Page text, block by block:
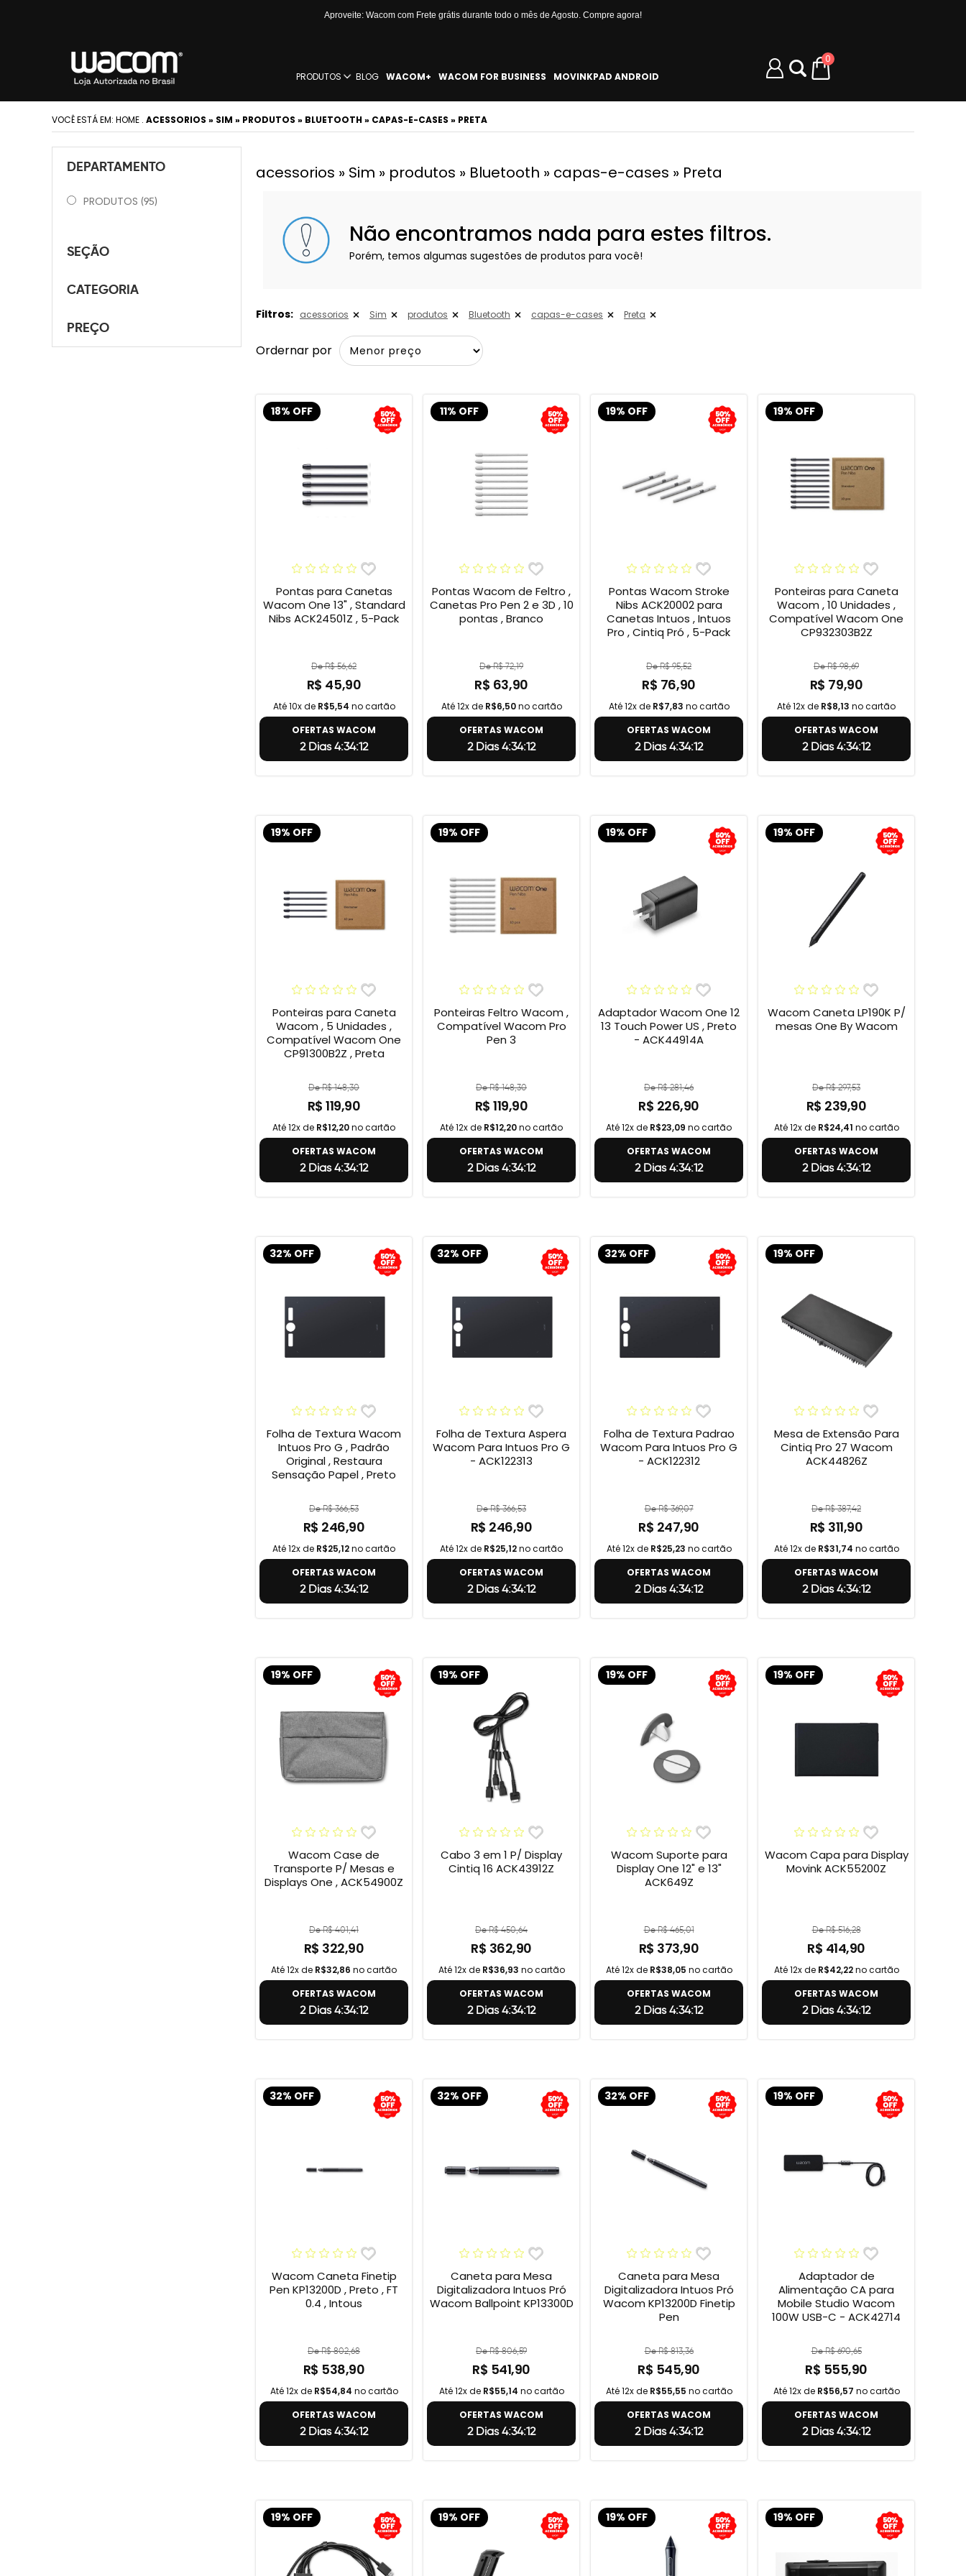
Aproveite: Wacom com Frete grátis durante todo o mês de Agosto. Compre agora!
PRODUTOS BLOG WACOM+ WACOM FOR BUSINESS MOVINKPAD ANDROID
0
VOCÊ ESTÁ EM: HOME . ACESSORIOS » SIM » PRODUTOS » BLUETOOTH » CAPAS-E-CASES » PRETA
DEPARTAMENTO
PRODUTOS (95)
SEÇÃO
CATEGORIA
PREÇO
acessorios » Sim » produtos » Bluetooth » capas-e-cases » Preta
Não encontramos nada para estes filtros.
Porém, temos algumas sugestões de produtos para você!
Filtros: acessorios Sim produtos Bluetooth capas-e-cases Preta
Ordernar por
18% OFF
Pontas para Canetas
Wacom One 13" , Standard
Nibs ACK24501Z , 5-Pack
De R$ 56,62
R$ 45,90
Até 10x de R$5,54 no cartão
OFERTAS WACOM
2 Dias 4:34:11
11% OFF
Pontas Wacom de Feltro ,
Canetas Pro Pen 2 e 3D , 10
pontas , Branco
De R$ 72,19
R$ 63,90
Até 12x de R$6,50no cartão
OFERTAS WACOM
2 Dias 4:34:11
19% OFF
Pontas Wacom Stroke
Nibs ACK20002 para
Canetas Intuos , Intuos
Pro , Cintiq Pró , 5-Pack
De R$ 95,52
R$ 76,90
Até 12x de R$7,83 no cartão
OFERTAS WACOM
2 Dias 4:34:11
19% OFF
Ponteiras para Caneta
Wacom , 10 Unidades ,
Compatível Wacom One
CP932303B2Z
De R$ 98,69
R$ 79,90
Até 12x de R$8,13 no cartão
OFERTAS WACOM
2 Dias 4:34:11
19% OFF
Ponteiras para Caneta
Wacom , 5 Unidades ,
Compatível Wacom One
CP91300B2Z , Preta
De R$ 148,30
R$ 119,90
Até 12x de R$12,20no cartão
OFERTAS WACOM
2 Dias 4:34:11
19% OFF
Ponteiras Feltro Wacom ,
Compatível Wacom Pro
Pen 3
De R$ 148,30
R$ 119,90
Até 12x de R$12,20no cartão
OFERTAS WACOM
2 Dias 4:34:11
19% OFF
Adaptador Wacom One 12
13 Touch Power US , Preto
- ACK44914A
De R$ 281,46
R$ 226,90
Até 12x de R$23,09 no cartão
OFERTAS WACOM
2 Dias 4:34:11
19% OFF
Wacom Caneta LP190K P/
mesas One By Wacom
De R$ 297,53
R$ 239,90
Até 12x de R$24,41 no cartão
OFERTAS WACOM
2 Dias 4:34:11
32% OFF
Folha de Textura Wacom
Intuos Pro G , Padrão
Original , Restaura
Sensação Papel , Preto
De R$ 366,53
R$ 246,90
Até 12x de R$25,12no cartão
OFERTAS WACOM
2 Dias 4:34:11
32% OFF
Folha de Textura Aspera
Wacom Para Intuos Pro G
- ACK122313
De R$ 366,53
R$ 246,90
Até 12x de R$25,12no cartão
OFERTAS WACOM
2 Dias 4:34:11
32% OFF
Folha de Textura Padrao
Wacom Para Intuos Pro G
- ACK122312
De R$ 369,07
R$ 247,90
Até 12x de R$25,23 no cartão
OFERTAS WACOM
2 Dias 4:34:11
19% OFF
Mesa de Extensão Para
Cintiq Pro 27 Wacom
ACK44826Z
De R$ 387,42
R$ 311,90
Até 12x de R$31,74 no cartão
OFERTAS WACOM
2 Dias 4:34:11
19% OFF
Wacom Case de
Transporte P/ Mesas e
Displays One , ACK54900Z
De R$ 401,41
R$ 322,90
Até 12x de R$32,86 no cartão
OFERTAS WACOM
2 Dias 4:34:11
19% OFF
Cabo 3 em 1 P/ Display
Cintiq 16 ACK43912Z
De R$ 450,64
R$ 362,90
Até 12x de R$36,93 no cartão
OFERTAS WACOM
2 Dias 4:34:11
19% OFF
Wacom Suporte para
Display One 12" e 13"
ACK649Z
De R$ 465,01
R$ 373,90
Até 12x de R$38,05 no cartão
OFERTAS WACOM
2 Dias 4:34:11
19% OFF
Wacom Capa para Display
Movink ACK55200Z
De R$ 516,28
R$ 414,90
Até 12x de R$42,22no cartão
OFERTAS WACOM
2 Dias 4:34:11
32% OFF
Wacom Caneta Finetip
Pen KP13200D , Preto , FT
0.4 , Intous
De R$ 802,68
R$ 538,90
Até 12x de R$54,84 no cartão
OFERTAS WACOM
2 Dias 4:34:11
32% OFF
Caneta para Mesa
Digitalizadora Intuos Pró
Wacom Ballpoint KP13300D
De R$ 806,59
R$ 541,90
Até 12x de R$55,14 no cartão
OFERTAS WACOM
2 Dias 4:34:11
32% OFF
Caneta para Mesa
Digitalizadora Intuos Pró
Wacom KP13200D Finetip
Pen
De R$ 813,36
R$ 545,90
Até 12x de R$55,55 no cartão
OFERTAS WACOM
2 Dias 4:34:11
19% OFF
Adaptador de
Alimentação CA para
Mobile Studio Wacom
100W USB-C - ACK42714
De R$ 690,65
R$ 555,90
Até 12x de R$56,57 no cartão
OFERTAS WACOM
2 Dias 4:34:11
19% OFF 19% OFF 19% OFF 19% OFF